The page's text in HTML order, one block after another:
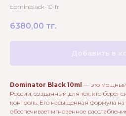
dominblack-10-fr
6380,00 тг.
Dominator Black 10ml — это мощный
России, созданный для тех, кто берёт
контроль. Его насыщенная формула
обеспечивает мгновенное